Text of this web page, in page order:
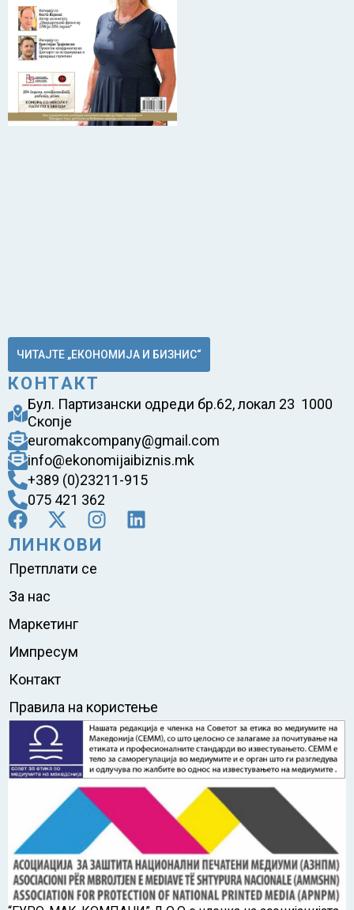
ЧИТАЈТЕ „ЕКОНОМИЈА И БИЗНИС“
КОНТАКТ
Бул. Партизански одреди бр.62, локал 23 1000
Скопје
euromakcompany@gmail.com
info@ekonomijaibiznis.mk
+389 (0)23211-915
075 421 362
ЛИНКОВИ
Претплати се
За нас
Маркетинг
Импресум
Контакт
Правила на користење